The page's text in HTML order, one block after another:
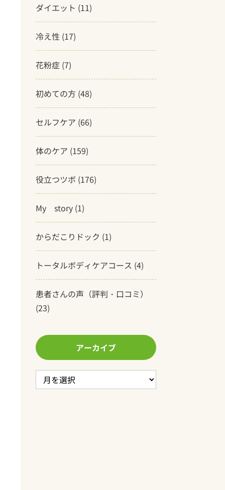
ダイエット (11)
冷え性 (17)
花粉症 (7)
初めての方 (48)
セルフケア (66)
体のケア (159)
役立つツボ (176)
My story (1)
からだこりドック (1)
トータルボディケアコース (4)
患者さんの声（評判・口コミ）
(23)
アーカイブ
ー